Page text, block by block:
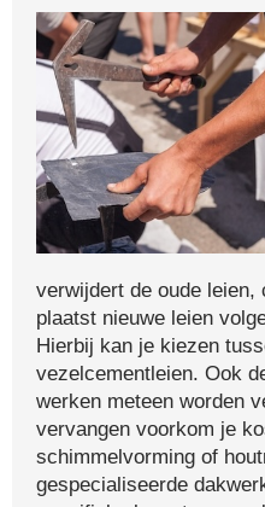
verwijdert de oude leien,
plaatst nieuwe leien
Hierbij kan je kiezen
vezelcementleien. Ook
werken meteen worden
vervangen voorkom je
schimmelvorming of
gespecialiseerde